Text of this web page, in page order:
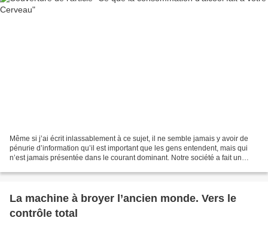
Même si j’ai écrit inlassablement à ce sujet, il ne semble jamais y avoir de
pénurie d’information qu’il est important que les gens entendent, mais qui
n’est jamais présentée dans le courant dominant. Notre société a fait un
La machine à broyer l’ancien monde. Vers le
contrôle total